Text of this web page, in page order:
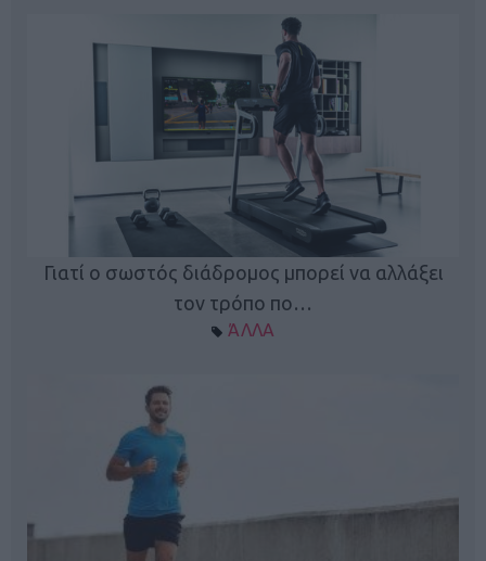
Γιατί ο σωστός διάδρομος μπορεί να αλλάξει
τον τρόπο πο…
ΆΛΛΑ